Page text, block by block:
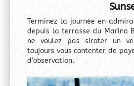
Terminez la journée en
depuis la terrasse du Marina
ne voulez pas siroter un
toujours vous contenter de
d’observation.